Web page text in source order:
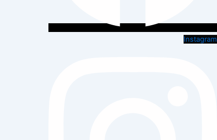
Instagram